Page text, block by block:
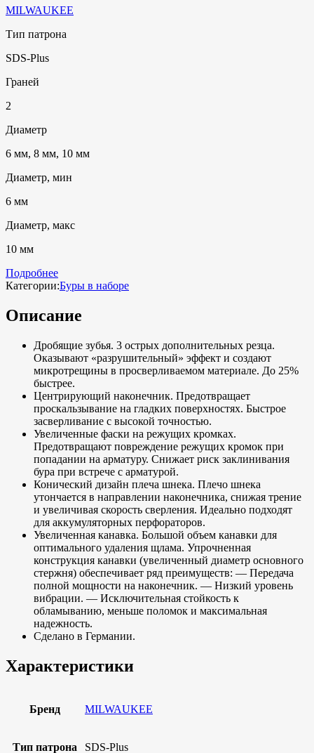
MILWAUKEE
Тип патрона
SDS-Plus
Граней
2
Диаметр
6 мм, 8 мм, 10 мм
Диаметр, мин
6 мм
Диаметр, макс
10 мм
Подробнее
Категории:Буры в наборе
Описание
Дробящие зубья. 3 острых дополнительных резца.
Оказывают «разрушительный» эффект и создают
микротрещины в просверливаемом материале. До 25%
быстрее.
Центрирующий наконечник. Предотвращает
проскальзывание на гладких поверхностях. Быстрое
засверливание с высокой точностью.
Увеличенные фаски на режущих кромках.
Предотвращают повреждение режущих кромок при
попадании на арматуру. Снижает риск заклинивания
бура при встрече с арматурой.
Конический дизайн плеча шнека. Плечо шнека
утончается в направлении наконечника, снижая трение
и увеличивая скорость сверления. Идеально подходят
для аккумуляторных перфораторов.
Увеличенная канавка. Большой объем канавки для
оптимального удаления щлама. Упрочненная
конструкция канавки (увеличенный диаметр основного
стержня) обеспечивает ряд преимуществ: — Передача
полной мощности на наконечник. — Низкий уровень
вибрации. — Исключительная стойкость к
обламыванию, меньше поломок и максимальная
надежность.
Сделано в Германии.
Характеристики
Бренд MILWAUKEE
Тип патрона SDS-Plus